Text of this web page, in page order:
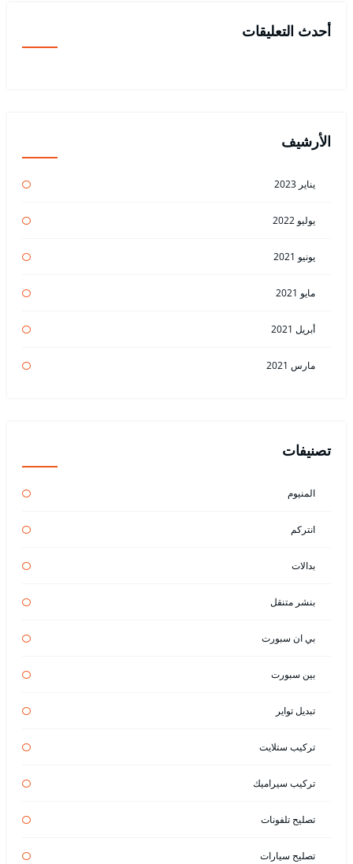
أحدث التعليقات
الأرشيف
يناير 2023
يوليو 2022
يونيو 2021
مايو 2021
أبريل 2021
مارس 2021
تصنيفات
المنيوم
انتركم
بدالات
بنشر متنقل
بي ان سبورت
بين سبورت
تبديل تواير
تركيب ستلايت
تركيب سيراميك
تصليح تلفونات
تصليح سيارات